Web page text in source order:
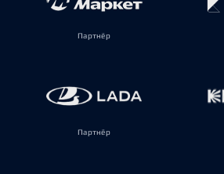
Партнёр
Партнёр